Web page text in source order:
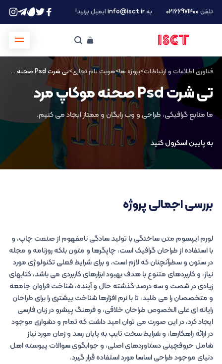
تلفن ۰۲۱66971400 بهinfo@isct.irایمیل بزنید!
فناوری اطلاعات و ارتباطات>پروژه ها>هویت نام تجاری> تی شرت Psd صحنه موکاپ مرد
تی شرت Psd صحنه موکاپ مرد
ما منابع گرافیکی، طراحی و وب رایگان و ممتاز ایجاد می کنیم.
به پایین اسکرول کنید
بررسی اجمالی پروژه
لورم ایپسوم متن ساختگی با تولید سادگی نامفهوم از صنعت چاپ، و
با استفاده از طراحان گرافیک است، چاپگرها و متون بلکه روزنامه و مجله
در ستون و سطرآنچنان که لازم است، و برای شرایط فعلی تکنولوژی مورد
نیاز، و کاربردهای متنوع با هدف بهبود ابزارهای کاربردی می باشد، کتابهای
زیادی در شصت و سه درصد گذشته حال و آینده، شناخت فراوان جامعه
و متخصصان را می طلبد، تا با نرم افزارها شناخت بیشتری را برای طراحان
رایانه ای علی الخصوص طراحان خلاقی، و فرهنگ پیشرو در زبان فارسی
ایجاد کرد، در این صورت می توان امید داشت که تمام و دشواری موجود
در ارائه راهکارها، و شرایط سخت تایپ به پایان رسد و زمان مورد نیاز
شامل حروفچینی دستاوردهای اصلی، و جوابگوی سوالات پیوسته اهل
دنیای موجود طراحی اساسا مورد استفاده قرار گیرد.